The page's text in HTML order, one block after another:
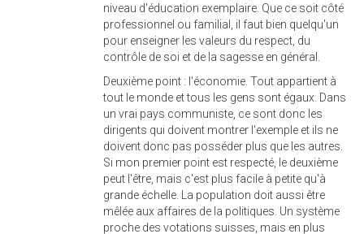
niveau d'éducation exemplaire. Que ce soit côté
professionnel ou familial, il faut bien quelqu'un
pour enseigner les valeurs du respect, du
contrôle de soi et de la sagesse en général.
Deuxième point : l'économie. Tout appartient à
tout le monde et tous les gens sont égaux. Dans
un vrai pays communiste, ce sont donc les
dirigents qui doivent montrer l'exemple et ils ne
doivent donc pas posséder plus que les autres.
Si mon premier point est respecté, le deuxième
peut l'être, mais c'est plus facile à petite qu'à
grande échelle. La population doit aussi être
mêlée aux affaires de la politiques. Un système
proche des votations suisses, mais en plus